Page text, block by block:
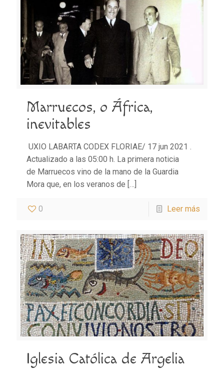
Marruecos, o África,
inevitables
UXIO LABARTA CODEX FLORIAE/ 17 jun 2021 .
Actualizado a las 05:00 h. La primera noticia
de Marruecos vino de la mano de la Guardia
Mora que, en los veranos de […]
0 Leer más
Iglesia Católica de Argelia